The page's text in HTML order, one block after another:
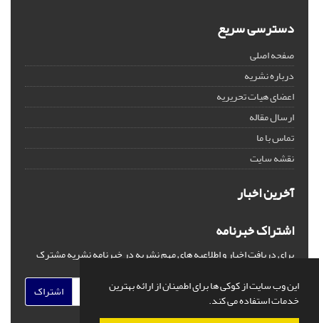
این وب سایت از کوکی ها برای اطمینان از ارائه بهترین
خدمات استفاده می کند.
دسترسی سریع
صفحه اصلی
درباره نشریه
اعضای هیات تحریریه
ارسال مقاله
تماس با ما
نقشه سایت
آخرین اخبار
اشتراک خبرنامه
برای دریافت اخبار و اطلاعیه های مهم نشریه در خبرنامه نشریه مشترک
اشتراک